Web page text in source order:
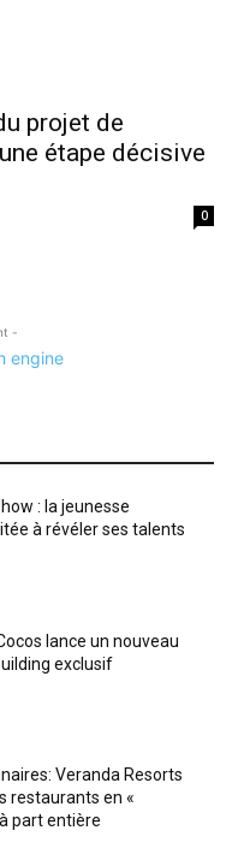
projet de
étape décisive
0
-
: la jeunesse
à révéler ses talents
lance un nouveau
exclusif
Veranda Resorts
restaurants en «
part entière